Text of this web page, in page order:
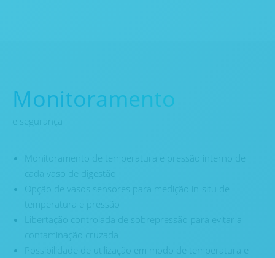
Monitoramento
e segurança
Monitoramento de temperatura e pressão interno de
cada vaso de digestão
Opção de vasos sensores para medição in-situ de
temperatura e pressão
Libertação controlada de sobrepressão para evitar a
contaminação cruzada
Possibilidade de utilização em modo de temperatura e